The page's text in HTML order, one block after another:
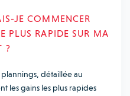
JE COMMENCER
PLUS RAPIDE SUR MA
?
plannings, détaillée au
les gains les plus rapides